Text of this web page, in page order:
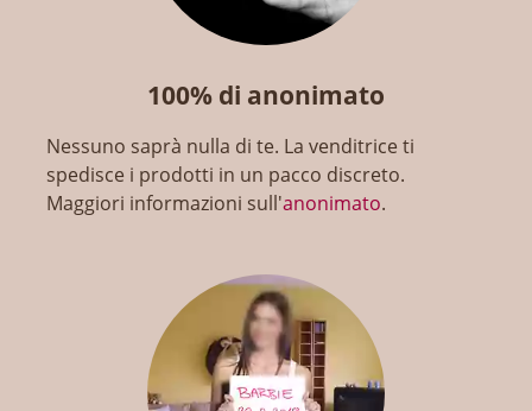
100% di anonimato
Nessuno saprà nulla di te. La venditrice ti
spedisce i prodotti in un pacco discreto.
Maggiori informazioni sull'anonimato.